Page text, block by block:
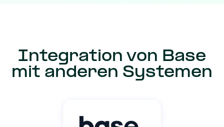
Integration von Base
mit anderen Systemen